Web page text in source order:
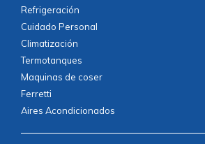
Refrigeración
Cuidado Personal
Climatización
Termotanques
Maquinas de coser
Ferretti
Aires Acondicionados